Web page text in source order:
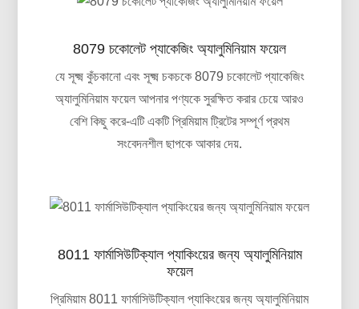
8079 চকোলেট প্যাকেজিং অ্যালুমিনিয়াম ফয়েল
যে সূক্ষ্ম কুঁচকানো এবং সূক্ষ্ম চকচকে 8079 চকোলেট প্যাকেজিং
অ্যালুমিনিয়াম ফয়েল আপনার পণ্যকে সুরক্ষিত করার চেয়ে আরও
বেশি কিছু করে-এটি একটি প্রিমিয়াম ট্রিটের সম্পূর্ণ প্রথম
সংবেদনশীল ছাপকে আকার দেয়.
8011 ফার্মাসিউটিক্যাল প্যাকিংয়ের জন্য অ্যালুমিনিয়াম
ফয়েল
প্রিমিয়াম 8011 ফার্মাসিউটিক্যাল প্যাকিংয়ের জন্য অ্যালুমিনিয়াম